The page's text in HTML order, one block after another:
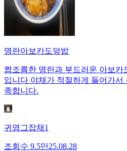
명란아보카도덮밥
짭조름한 명란과 부드러운 아보카
입니다 야채가 적절하게 들어가
족합니다.
귀염그잡채1
조회수 9.5만25.08.28